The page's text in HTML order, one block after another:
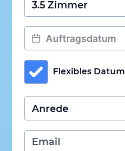
Flexibles Datum